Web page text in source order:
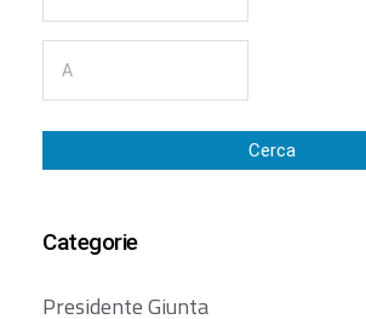
Cerca
Categorie
Presidente Giunta